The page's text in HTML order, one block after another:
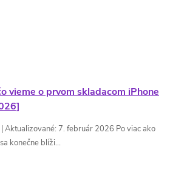
vieme o prvom skladacom iPhone
Aktualizované: 7. február 2026 Po viac ako
konečne blíži...